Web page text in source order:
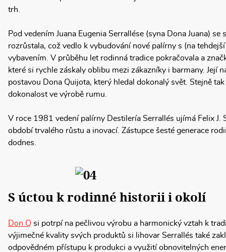
trh.
Pod vedením Juana Eugenia Serrallése (syna Dona Juana) se
rozrůstala, což vedlo k vybudování nové palírny s (na
vybavením. V průběhu let rodinná tradice pokračovala a
které si rychle záskaly oblibu mezi zákazníky i barmany. Její
postavou Dona Quijota, který hledal dokonalý svět. Stejně tak
dokonalost ve výrobě rumu.
V roce 1981 vedení palírny Destilería Serrallés ujímá Felix J.
období trvalého růstu a inovací. Zástupce šesté generace
dodnes.
S úctou k rodinné historii i okolí
Don Q si potrpí na pečlivou výrobu a harmonický vztah k
výjimečné kvality svých produktů si lihovar Serrallés také
odpovědném přístupu k produkci a využití obnovitelných